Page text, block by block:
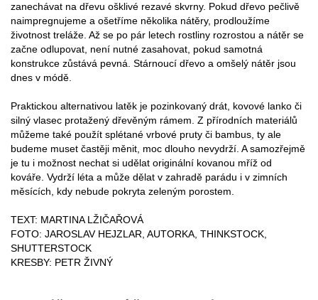
zanechávat na dřevu ošklivé rezavé skvrny. Pokud dřevo pečlivě
naimpregnujeme a ošetříme několika nátěry, prodloužíme
životnost treláže. Až se po pár letech rostliny rozrostou a nátěr se
začne odlupovat, není nutné zasahovat, pokud samotná
konstrukce zůstává pevná. Stárnoucí dřevo a omšelý nátěr jsou
dnes v módě.
Praktickou alternativou latěk je pozinkovaný drát, kovové lanko či
silný vlasec protažený dřevěným rámem. Z přírodních materiálů
můžeme také použít splétané vrbové pruty či bambus, ty ale
budeme muset častěji měnit, moc dlouho nevydrží. A samozřejmě
je tu i možnost nechat si udělat originální kovanou mříž od
kováře. Vydrží léta a může dělat v zahradě parádu i v zimních
měsících, kdy nebude pokryta zeleným porostem.
TEXT: MARTINA LŽIČAŘOVÁ
FOTO: JAROSLAV HEJZLAR, AUTORKA, THINKSTOCK,
SHUTTERSTOCK
KRESBY: PETR ŽIVNÝ